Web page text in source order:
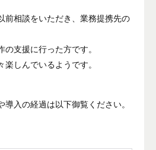
前相談をいただき、業務提携先の
支援に行った方です。
楽しんでいるようです。
入の経過は以下御覧ください。